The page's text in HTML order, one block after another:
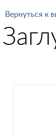
Вернуться к